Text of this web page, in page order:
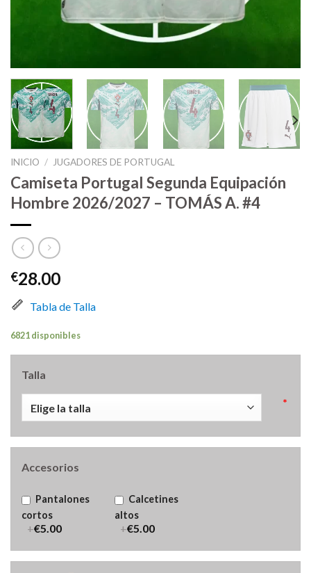
INICIO / JUGADORES DE PORTUGAL
Camiseta Portugal Segunda Equipación
Hombre 2026/2027 – TOMÁS A. #4
€28.00
Tabla de Talla
6821 disponibles
Talla
*
Accesorios
Pantalones
cortos
+€5.00
Calcetines
altos
+€5.00